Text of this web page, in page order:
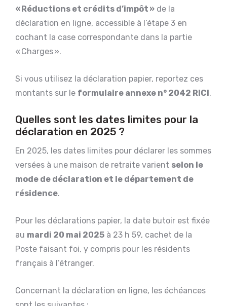
« Réductions et crédits d’impôt » de la
déclaration en ligne, accessible à l’étape 3 en
cochant la case correspondante dans la partie
« Charges ».
Si vous utilisez la déclaration papier, reportez ces
montants sur le formulaire annexe n° 2042 RICI.
Quelles sont les dates limites pour la
déclaration en 2025 ?
En 2025, les dates limites pour déclarer les sommes
versées à une maison de retraite varient selon le
mode de déclaration et le département de
résidence.
Pour les déclarations papier, la date butoir est fixée
au mardi 20 mai 2025 à 23 h 59, cachet de la
Poste faisant foi, y compris pour les résidents
français à l’étranger.
Concernant la déclaration en ligne, les échéances